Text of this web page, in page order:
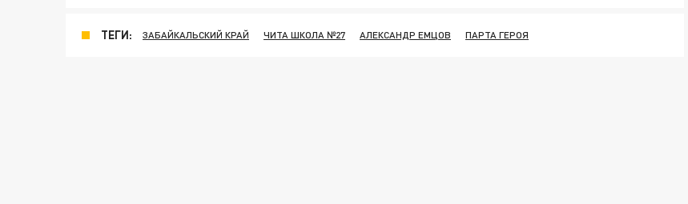
ТЕГИ: ЗАБАЙКАЛЬСКИЙ КРАЙ ЧИТА ШКОЛА №27 АЛЕКСАНДР ЕМЦОВ ПАРТА ГЕРОЯ